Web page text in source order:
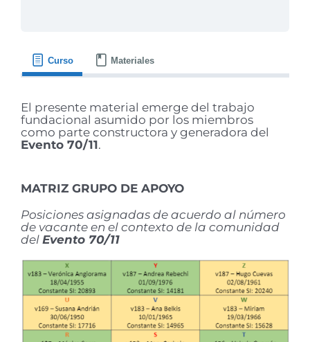
Curso Materiales
El presente material emerge del trabajo
fundacional asumido por los miembros
como parte constructora y generadora del
Evento 70/11.
MATRIZ GRUPO DE APOYO
Posiciones asignadas de acuerdo al número
de vacante en el contexto de la comunidad
del Evento 70/11